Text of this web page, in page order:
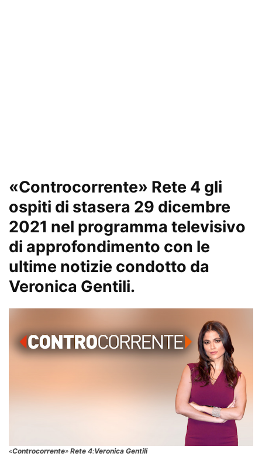
«Controcorrente» Rete 4 gli
ospiti di stasera 29 dicembre
2021 nel programma televisivo
di approfondimento con le
ultime notizie condotto da
Veronica Gentili.
«Controcorrente» Rete 4:Veronica Gentili